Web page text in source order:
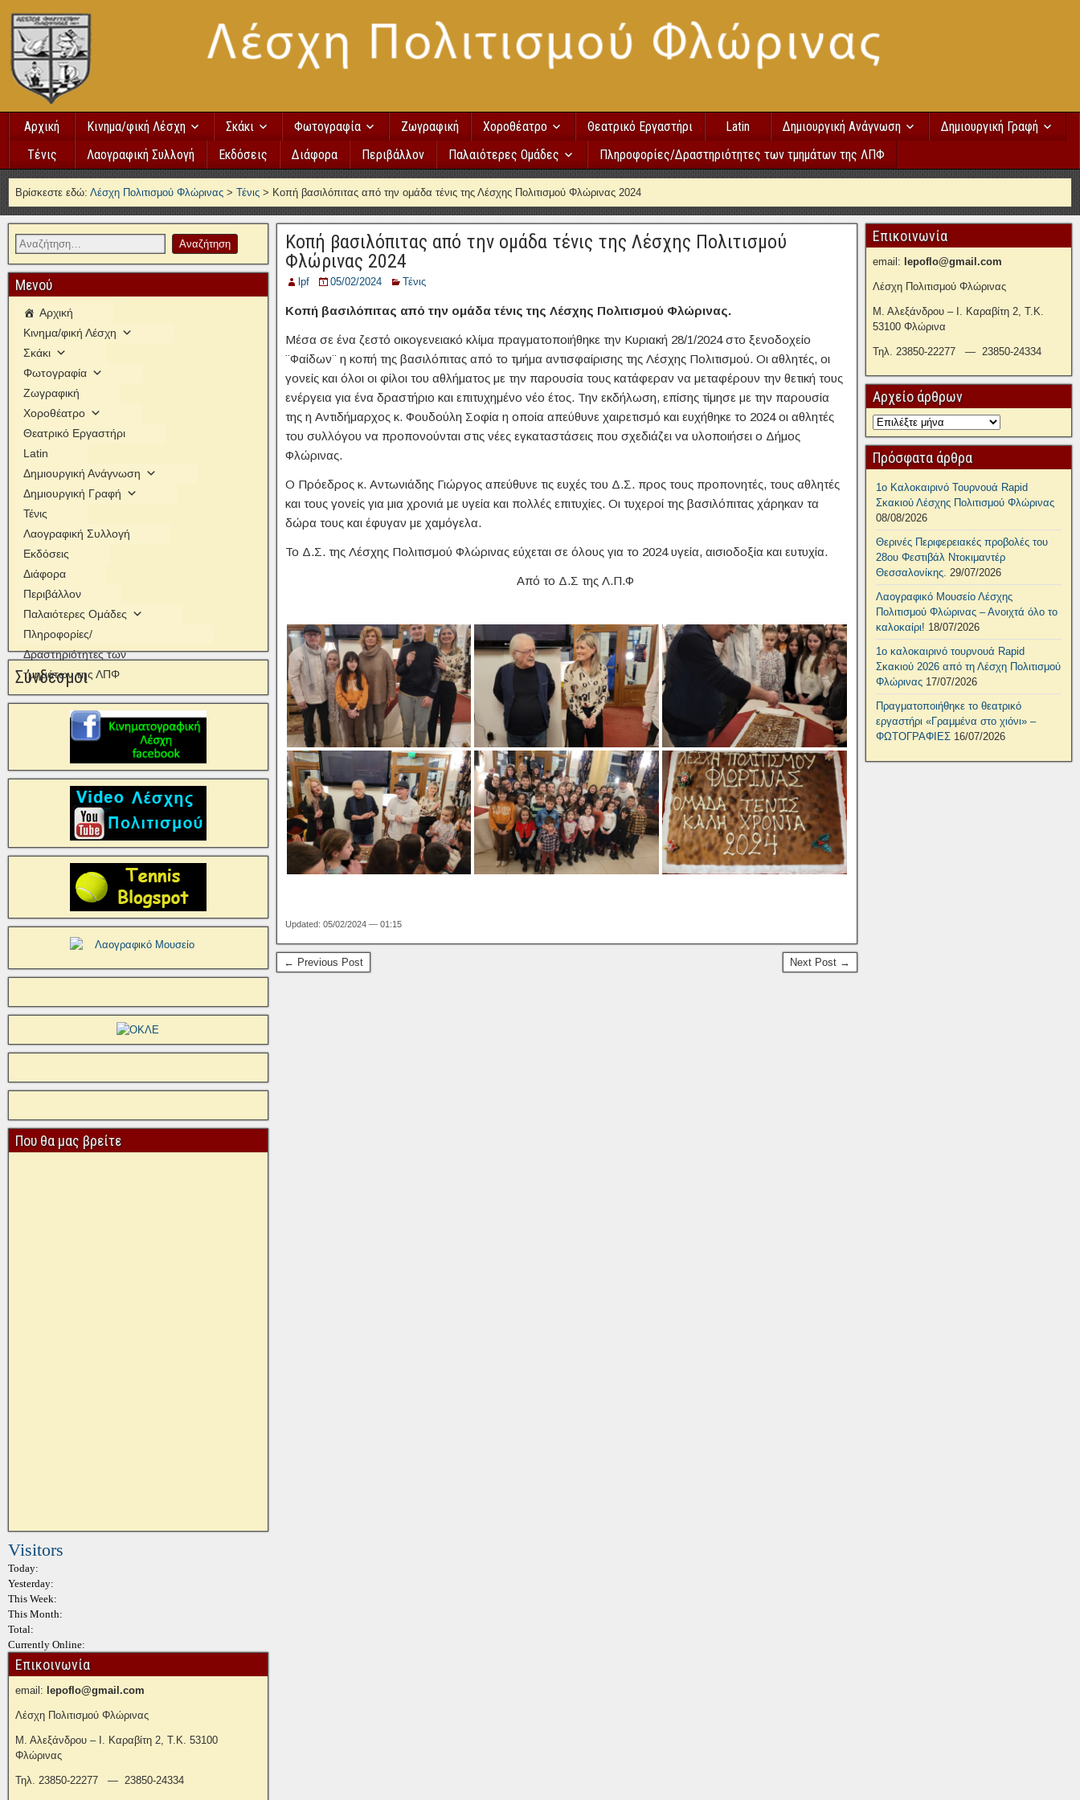
Αρχική Κινημα/φική Λέσχη Σκάκι Φωτογραφία Ζωγραφική Χοροθέατρο Θεατρικό Εργαστήρι Latin Δημιουργική Ανάγνωση
Δημιουργική Γραφή
Τένις
Λαογραφική Συλλογή Εκδόσεις Διάφορα Περιβάλλον Παλαιότερες Ομάδες Πληροφορίες/Δραστηριότητες των τμημάτων της ΛΠΦ
Βρίσκεστε εδώ: Λέσχη Πολιτισμού Φλώρινας > Τένις > Κοπή βασιλόπιτας από την ομάδα τένις της Λέσχης Πολιτισμού Φλώρινας 2024
Κοπή βασιλόπιτας από την ομάδα τένις της Λέσχης Πολιτισμού
Φλώρινας 2024
lpf 05/02/2024 Τένις
Κοπή βασιλόπιτας από την ομάδα τένις της Λέσχης Πολιτισμού Φλώρινας.
Μέσα σε ένα ζεστό οικογενειακό κλίμα πραγματοποιήθηκε την Κυριακή 28/1/2024 στο ξενοδοχείο
¨Φαίδων¨ η κοπή της βασιλόπιτας από το τμήμα αντισφαίρισης της Λέσχης Πολιτισμού. Οι αθλητές, οι
γονείς και όλοι οι φίλοι του αθλήματος με την παρουσία τους κατάφεραν να μεταφέρουν την θετική τους
ενέργεια για ένα δραστήριο και επιτυχημένο νέο έτος. Την εκδήλωση, επίσης τίμησε με την παρουσία
της η Αντιδήμαρχος κ. Φουδούλη Σοφία η οποία απεύθυνε χαιρετισμό και ευχήθηκε το 2024 οι αθλητές
του συλλόγου να προπονούνται στις νέες εγκαταστάσεις που σχεδιάζει να υλοποιήσει ο Δήμος
Φλώρινας.
Ο Πρόεδρος κ. Αντωνιάδης Γιώργος απεύθυνε τις ευχές του Δ.Σ. προς τους προπονητές, τους αθλητές
και τους γονείς για μια χρονιά με υγεία και πολλές επιτυχίες. Οι τυχεροί της βασιλόπιτας χάρηκαν τα
δώρα τους και έφυγαν με χαμόγελα.
Το Δ.Σ. της Λέσχης Πολιτισμού Φλώρινας εύχεται σε όλους για το 2024 υγεία, αισιοδοξία και ευτυχία.
Από το Δ.Σ της Λ.Π.Φ
Updated: 05/02/2024 — 01:15
← Previous Post Next Post →
Μενού
Αρχική
Κινημα/φική Λέσχη
Σκάκι
Φωτογραφία
Ζωγραφική
Χοροθέατρο
Θεατρικό Εργαστήρι
Latin
Δημιουργική Ανάγνωση
Δημιουργική Γραφή
Τένις
Λαογραφική Συλλογή
Εκδόσεις
Διάφορα
Περιβάλλον
Παλαιότερες Ομάδες
Πληροφορίες/
Δραστηριότητες των
τμημάτων της ΛΠΦ
Σύνδεσμοι
Που θα μας βρείτε
Visitors
Today:
Yesterday:
This Week:
This Month:
Total:
Currently Online:
Επικοινωνία
email: lepoflo@gmail.com
Λέσχη Πολιτισμού Φλώρινας
Μ. Αλεξάνδρου – Ι. Καραβίτη 2, Τ.Κ. 53100
Φλώρινας
Τηλ. 23850-22277 — 23850-24334
Επικοινωνία
email: lepoflo@gmail.com
Λέσχη Πολιτισμού Φλώρινας
Μ. Αλεξάνδρου – Ι. Καραβίτη 2, Τ.Κ.
53100 Φλώρινα
Τηλ. 23850-22277 — 23850-24334
Αρχείο άρθρων
Πρόσφατα άρθρα
1ο Καλοκαιρινό Τουρνουά Rapid
Σκακιού Λέσχης Πολιτισμού Φλώρινας
08/08/2026
Θερινές Περιφερειακές προβολές του
28ου Φεστιβάλ Ντοκιμαντέρ
Θεσσαλονίκης. 29/07/2026
Λαογραφικό Μουσείο Λέσχης
Πολιτισμού Φλώρινας – Ανοιχτά όλο το
καλοκαίρι! 18/07/2026
1ο καλοκαιρινό τουρνουά Rapid
Σκακιού 2026 από τη Λέσχη Πολιτισμού
Φλώρινας 17/07/2026
Πραγματοποιήθηκε το θεατρικό
εργαστήρι «Γραμμένα στο χιόνι» –
ΦΩΤΟΓΡΑΦΙΕΣ 16/07/2026